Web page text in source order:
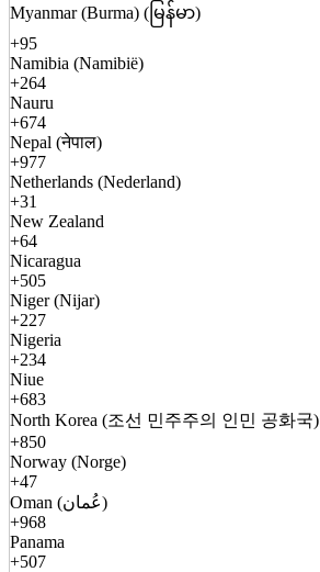
Myanmar (Burma) (မြန်မာ)
+95
Namibia (Namibië)
+264
Nauru
+674
Nepal (नेपाल)
+977
Netherlands (Nederland)
+31
New Zealand
+64
Nicaragua
+505
Niger (Nijar)
+227
Nigeria
+234
Niue
+683
North Korea (조선 민주주의 인민 공화국)
+850
Norway (Norge)
+47
Oman (عُمان)
+968
Panama
+507